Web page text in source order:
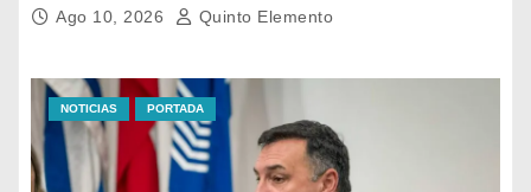
Ago 10, 2026 Quinto Elemento
NOTICIAS PORTADA